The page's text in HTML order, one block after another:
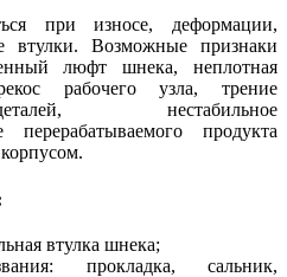
при износе, деформации,
втулки. Возможные признаки
люфт шнека, неплотная
рабочего узла, трение
нестабильное
продукта
втулка шнека;
прокладка, сальник,